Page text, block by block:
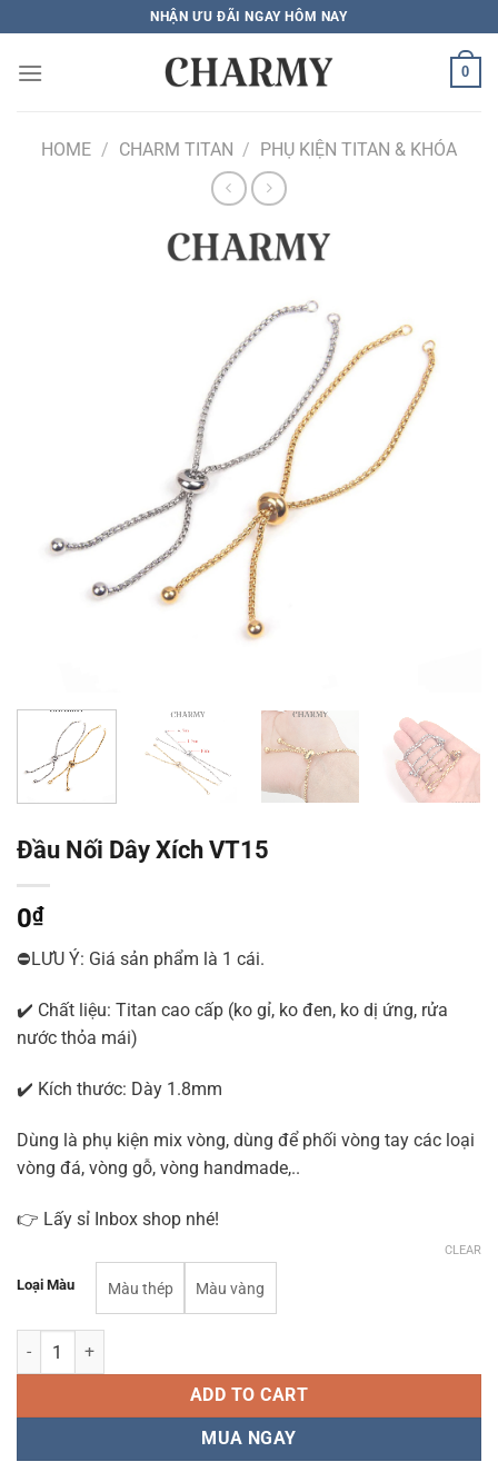
qua
nội
NHẬN ƯU ĐÃI NGAY HÔM NAY
0
HOME / CHARM TITAN / PHỤ KIỆN TITAN & KHÓA
Đầu Nối Dây Xích VT15
0₫
⛔LƯU Ý: Giá sản phẩm là 1 cái.
✔️ Chất liệu: Titan cao cấp (ko gỉ, ko đen, ko dị ứng, rửa
nước thỏa mái)
✔️ Kích thước: Dày 1.8mm
Dùng là phụ kiện mix vòng, dùng để phối vòng tay các loại
vòng đá, vòng gỗ, vòng handmade,..
👉 Lấy sỉ Inbox shop nhé!
Loại Màu Màu thép Màu vàng
CLEAR
Đầu Nối Dây Xích VT15 quantity
ADD TO CART
MUA NGAY